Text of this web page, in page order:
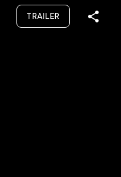
TRAILER